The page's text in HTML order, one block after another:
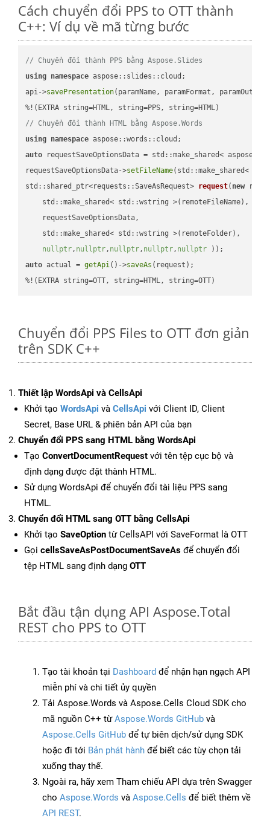
Cách chuyển đổi PPS to OTT thành
C++: Ví dụ về mã từng bước
// Chuyển đổi thành PPS bằng Aspose.Slides
using namespace aspose::slides::cloud;
api->savePresentation(paramName, paramFormat,
// Chuyển đổi thành HTML bằng Aspose.Words
using namespace
auto requestSaveOptionsData = std::make_shared<
requestSaveOptionsData->setFileName(std::make_shared<
std::shared_ptr<requests::SaveAsRequest> request( new
    std::make_shared< std::wstring >(remoteFileName),
    requestSaveOptionsData,
    std::make_shared< std::wstring >(remoteFolder),
nullptr, nullptr, nullptr, nullptr, nullptr ))
auto actual = getApi()->saveAs (request);
%!(EXTRA string=OTT, string=HTML, string=OTT)
Chuyển đổi PPS Files to OTT đơn giản
trên SDK C++
Thiết lập WordsApi và CellsApi
Khởi tạo WordsApi và CellsApi với Client ID, Client
Secret, Base URL & phiên bản API của bạn
Chuyển đổi PPS sang HTML bằng WordsApi
Tạo ConvertDocumentRequest với tên tệp cục bộ và
định dạng được đặt thành HTML.
Sử dụng WordsApi để chuyển đổi tài liệu PPS sang
HTML.
Chuyển đổi HTML sang OTT bằng CellsApi
Khởi tạo SaveOption từ CellsAPI với SaveFormat là OTT
Gọi cellsSaveAsPostDocumentSaveAs để chuyển đổi
tệp HTML sang định dạng OTT
Bắt đầu tận dụng API Aspose.Total
REST cho PPS to OTT
Tạo tài khoản tại Dashboard để nhận hạn ngạch API
miễn phí và chi tiết ủy quyền
Tải Aspose.Words và Aspose.Cells Cloud SDK cho
mã nguồn C++ từAspose.Words GitHub và
Aspose.Cells GitHub để tự biên dịch/sử dụng SDK
hoặc đi tới Bản phát hành để biết các tùy chọn tải
xuống thay thế.
Ngoài ra, hãy xem Tham chiếu API dựa trên Swagger
cho Aspose.Words và Aspose.Cells để biết thêm về
API REST.